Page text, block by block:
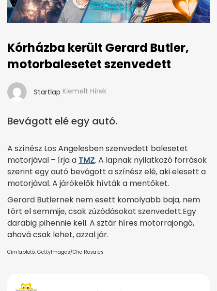
Kórházba került Gerard Butler,
motorbalesetet szenvedett
Startlap Kiemelt Hírek
Bevágott elé egy autó.
A színész Los Angelesben szenvedett balesetet
motorjával – írja a TMZ. A lapnak nyilatkozó források
szerint egy autó bevágott a színész elé, aki elesett a
motorjával. A járókelők hívták a mentőket.
Gerard Butlernek nem esett komolyabb baja, nem
tört el semmije, csak zúzódásokat szenvedett.Egy
darabig pihennie kell. A sztár híres motorrajongó,
ahová csak lehet, azzal jár.
Címlapfotó: GettyImages/Che Rosales